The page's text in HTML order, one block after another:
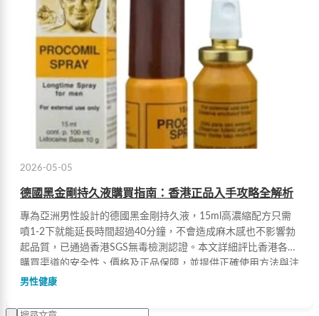
2026-05-05
德國黑金剛持久液購買指南：香港正品入手攻略全解析
專為亞洲男性設計的德國黑金剛持久液，15ml高濃縮配方只需
噴1-2下就能延長時間超過40分鐘，不會造成麻木感也不影響勃
起品質，已通過香港SGS無毒檢測認證。本文詳細評比香港各種
購買渠道的安全性、價格及正品保障，並提供正確使用方法與注
意事項，助您避開假貨風險。
男性健康